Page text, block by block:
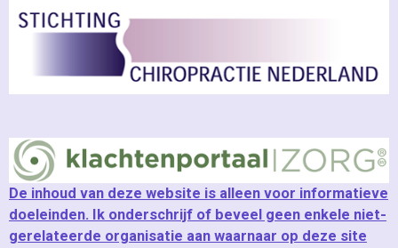
De inhoud van deze website is alleen voor informatieve
doeleinden. Ik onderschrijf of beveel geen enkele niet-
gerelateerde organisatie aan waarnaar op deze site